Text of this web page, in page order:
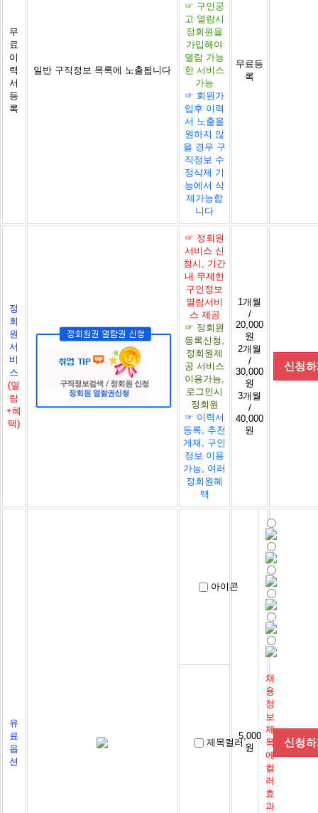
무
료
이
력
서
등
록
일반 구직정보 목록에 노출됩니다
☞ 구인공
고 열람시
정회원을
가입해야
열람 가능
한 서비스
가능
☞ 회원가
입후 이력
서 노출을
원하지 않
을 경우 구
직정보 수
정삭제 기
능에서 삭
제가능합
니다
무료등
록
정
회
원
서
비
스
(열
람
+혜
택)
☞ 정회원
서비스 신
청시, 기간
내 무제한
구인정보
열람서비
스 제공
☞ 정회원
등록신청,
정회원제
공 서비스
이용가능,
로그인시
정회원
☞ 이력서
등록, 추천
게재, 구인
정보 이용
가능, 여러
정회원혜
택
1개월
/
20,000
원
2개월
/
30,000
원
3개월
/
40,000
원
유
료
옵
션
아이콘
제목컬러
채
용
정
보
제
목
에
컬
러
효
과
5,000
원